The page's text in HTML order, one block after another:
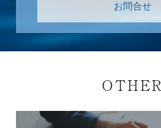
お問合せ
OTHER